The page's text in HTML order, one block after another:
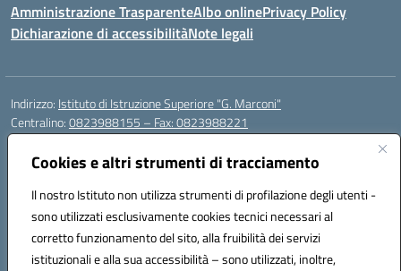
Cookies e altri strumenti di tracciamento
Il nostro Istituto non utilizza strumenti di profilazione degli utenti -
sono utilizzati esclusivamente cookies tecnici necessari al
corretto funzionamento del sito, alla fruibilità dei servizi
istituzionali e alla sua accessibilità – sono utilizzati, inoltre,
Amministrazione TrasparenteAlbo onlinePrivacy Policy
Dichiarazione di accessibilitàNote legali
Indirizzo: Istituto di Istruzione Superiore "G. Marconi"
Centralino:0823988155 – Fax: 0823988221
Email:
Posta elettronica certificata (PEC):ceis006006@pec.istruzione.it
Codice fiscale: 80004450617
Codice meccanografico:CEIS006006
Codice Indice delle Pubbliche Amministrazioni (IPA): istsc_ceis006006
Codice unico di fatturazione (CUF): UF8BPW